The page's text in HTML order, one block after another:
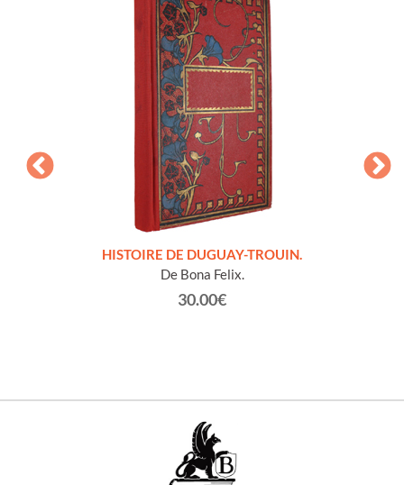
HISTOIRE DE DUGUAY-TROUIN.
De Bona Felix.
30.00€